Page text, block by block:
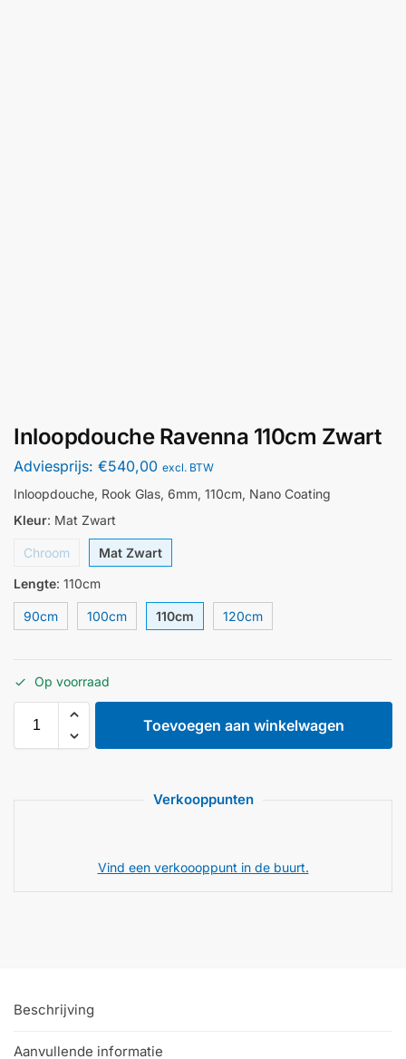
Inloopdouche Ravenna 110cm Zwart
Adviesprijs: €540,00 excl. BTW
Inloopdouche, Rook Glas, 6mm, 110cm, Nano Coating
Kleur: Mat Zwart
Chroom
Mat Zwart
Lengte: 110cm
90cm 100cm 110cm 120cm
Op voorraad
Toevoegen aan winkelwagen
Verkooppunten
Vind een verkoooppunt in de buurt.
Beschrijving
Aanvullende informatie